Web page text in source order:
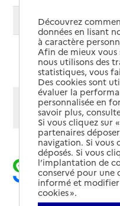
Modifier ma
Afficher les résultats
Mode liste
Mode
Découvrez
données en lisant
à caractère
Afin de mieux vous
nous utilisons des
statistiques, vous
Des cookies sont
évaluer la
personnalisée en
savoir plus,
Si vous cliquez sur
partenaires
navigation. Si vous
déposés. Si vous
l’implantation de
conservé pour une
informé et modifier
cookies ».